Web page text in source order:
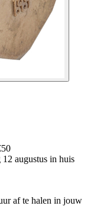
12 augustus in huis
af te halen in jouw